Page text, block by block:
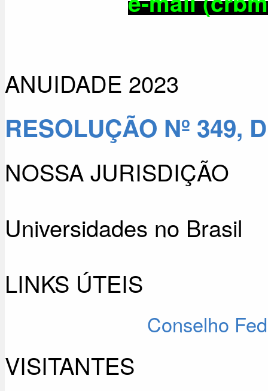
ANUIDADE 2023
RESOLUÇÃO Nº 349,
NOSSA JURISDIÇÃO
Universidades no Brasil
LINKS ÚTEIS
Conselho
VISITANTES